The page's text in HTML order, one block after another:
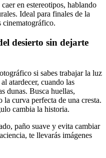
en estereotipos, hablando
Ideal para finales de la
cinematográfico.
desierto sin dejarte
si sabes trabajar la luz
atardecer, cuando las
dunas. Busca huellas,
curva perfecta de una cresta.
cambia la historia.
paño suave y evita cambiar
te llevarás imágenes